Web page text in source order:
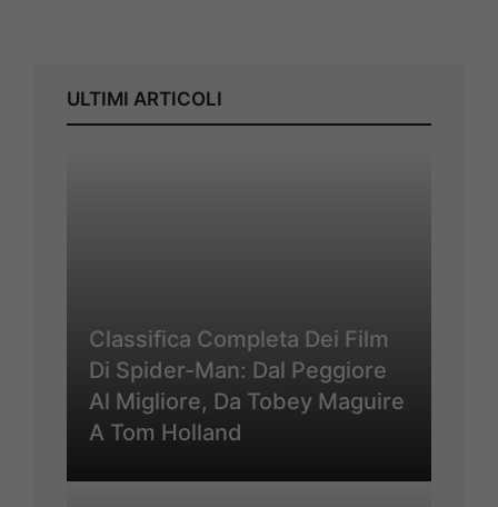
ULTIMI ARTICOLI
Classifica Completa Dei Film
Di Spider-Man: Dal Peggiore
Al Migliore, Da Tobey Maguire
A Tom Holland